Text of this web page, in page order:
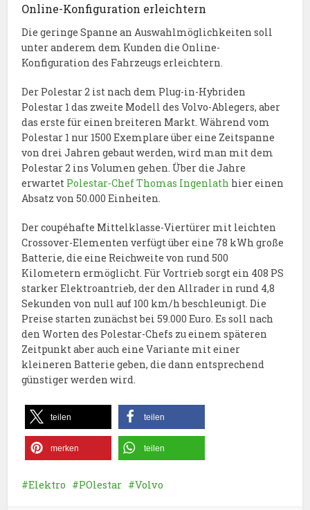
Online-Konfiguration erleichtern
Die geringe Spanne an Auswahlmöglichkeiten soll
unter anderem dem Kunden die Online-
Konfiguration des Fahrzeugs erleichtern.
Der Polestar 2 ist nach dem Plug-in-Hybriden
Polestar 1 das zweite Modell des Volvo-Ablegers, aber
das erste für einen breiteren Markt. Während vom
Polestar 1 nur 1500 Exemplare über eine Zeitspanne
von drei Jahren gebaut werden, wird man mit dem
Polestar 2 ins Volumen gehen. Über die Jahre
erwartet Polestar-Chef Thomas Ingenlath hier einen
Absatz von 50.000 Einheiten.
Der coupéhafte Mittelklasse-Viertürer mit leichten
Crossover-Elementen verfügt über eine 78 kWh große
Batterie, die eine Reichweite von rund 500
Kilometern ermöglicht. Für Vortrieb sorgt ein 408 PS
starker Elektroantrieb, der den Allrader in rund 4,8
Sekunden von null auf 100 km/h beschleunigt. Die
Preise starten zunächst bei 59.000 Euro. Es soll nach
den Worten des Polestar-Chefs zu einem späteren
Zeitpunkt aber auch eine Variante mit einer
kleineren Batterie geben, die dann entsprechend
günstiger werden wird.
teilen teilen
merken teilen
Elektro POlestar Volvo